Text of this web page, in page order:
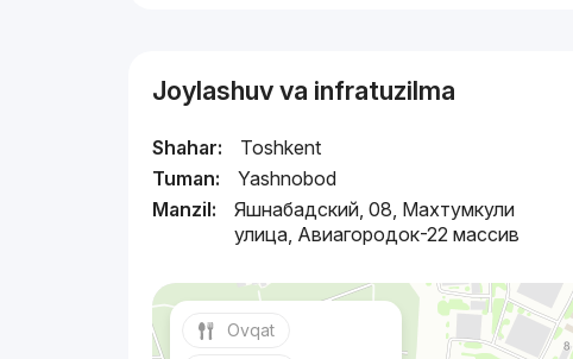
Joylashuv va infratuzilma
Shahar:
Toshkent
Tuman:
Yashnobod
Manzil:
Яшнабадский, 08, Махтумкули
улица, Авиагородок-22 массив
Ovqat